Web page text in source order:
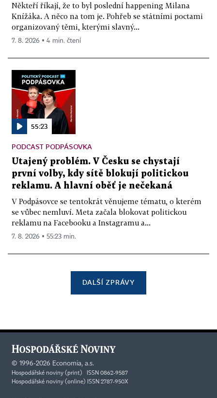
Někteří říkají, že to byl poslední happening Milana
Knížáka. A něco na tom je. Pohřeb se státními poctami
organizovaný těmi, kterými slavný...
7. 8. 2026 ▪ 4 min. čtení
55:23
PODCAST PODPÁSOVKA
Utajený problém. V Česku se chystají
první volby, kdy sítě blokují politickou
reklamu. A hlavní oběť je nečekaná
V Podpásovce se tentokrát věnujeme tématu, o kterém
se vůbec nemluví. Meta začala blokovat politickou
reklamu na Facebooku a Instagramu a...
7. 8. 2026 ▪ 55:23 min.
DALŠÍ ZPRÁVY
© 1996-2026 Economia, a.s.
Hospodářské noviny (print) ISSN 0862-9587
Hospodářské noviny (online) ISSN 2787-950X